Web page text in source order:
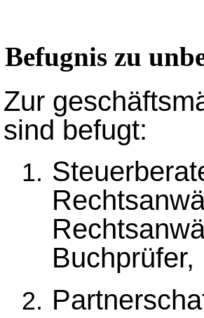
Befugnis zu
Zur
sind befugt:
Buchprüfer,